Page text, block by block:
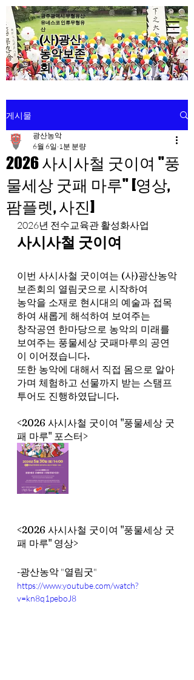
(사)광산
농악보존
회
광주광역시 무형유산·
유네스코 인류무형유
산
게시물
2026 사시사철 굿이여 "풍
물세상 굿패 마루" [영상,
팜플렛, 사진]
광산농악
6월 6일 1분 분량
2026년 전수교육관 활성화사업
사시사철 굿이여
이번 사시사철 굿이여는 (사)광산농악
보존회의 열림굿으로 시작하여
농악을 소재로 현시대의 예술과 접목
하여 새롭게 해석하여 보여주는
창작공연 한마당으로 농악의 미래를
보여주는 풍물세상 굿패마루의 공연
이 이어졌습니다.
또한 농악에 대해서 직접 몸으로 알아
가며 체험하고 선물까지 받는 스탬프
투어도 진행하였답니다.
<﻿2026 사시사철 굿이여 "풍물세상 굿
패 마루" ﻿ 포스터>
<﻿2026 사시사철 굿이여 "풍물세상 굿
패 마루" ﻿ 영상>
-광산농악 "열림굿"
https://www.youtube.com/watch?
v=kn8q1peboJ8